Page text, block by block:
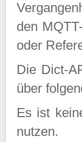
den
oder
Die Dict-
über
Es ist
nutzen.